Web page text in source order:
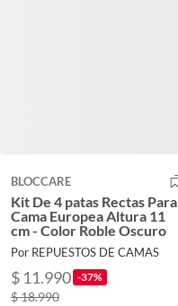
BLOCCARE
Kit De 4 patas Rectas Para
Cama Europea Altura 11
cm - Color Roble Oscuro
Por REPUESTOS DE CAMAS
$ 11.990 -37%
$ 18.990